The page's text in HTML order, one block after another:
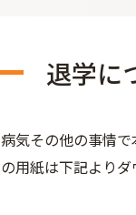
退学に
病気その他の事情
の用紙は下記より